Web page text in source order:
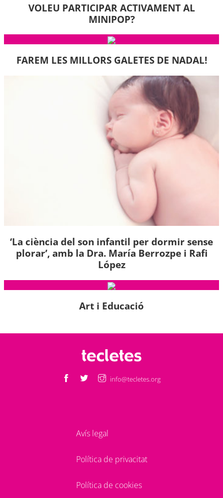
VOLEU PARTICIPAR ACTIVAMENT AL
MINIPOP?
FAREM LES MILLORS GALETES DE NADAL!
‘La ciència del son infantil per dormir sense
plorar’, amb la Dra. María Berrozpe i Rafi
López
Art i Educació
info@tecletes.org
Avís legal
Política de privacitat
Política de cookies